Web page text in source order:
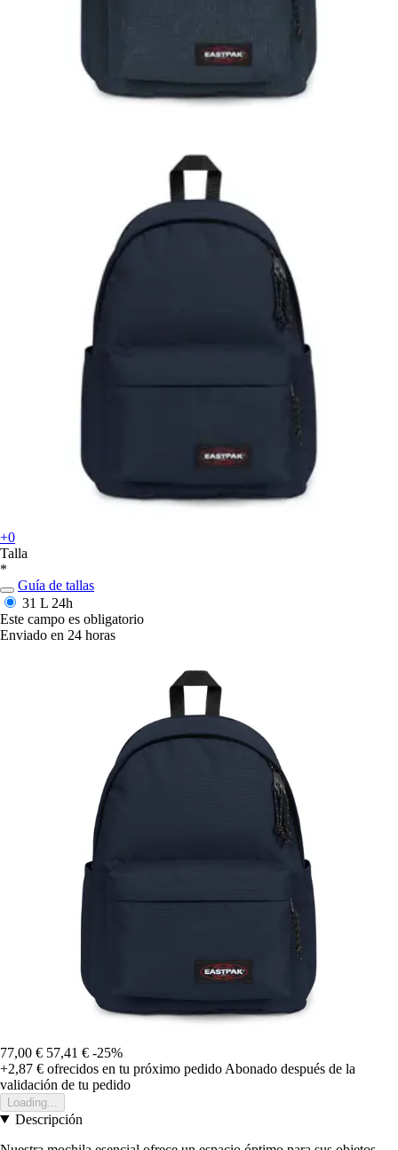
+0
Talla
*
Guía de tallas
31 L 24h
Este campo es obligatorio
Enviado en 24 horas
77,00 € 57,41 € -25%
+2,87 € ofrecidos en tu próximo pedido Abonado después de la
validación de tu pedido
Loading...
Descripción